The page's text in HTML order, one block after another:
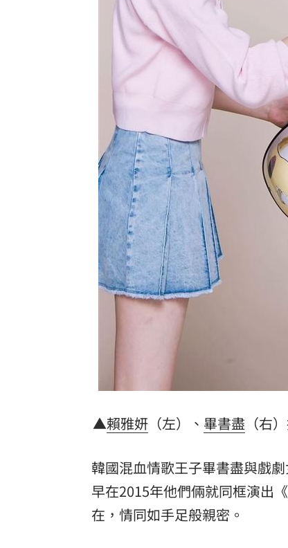
三立iNEWS新聞台線上直播
台彩父親節推新刮刮樂千萬頭獎超
商場戰國來臨 台中「頂奢大道」逐
「拍片人的多重宇宙」職涯論壇9/
8國球員齊聚高雄 Formosa 7s掀
理想混蛋號召粉絲跨海追星吃美食！
▲賴雅妍（左）、 畢書盡 （右
韓國混血情歌王子畢書盡與戲
早在2015年他們倆就同框演出《
在，情同如手足般親密。